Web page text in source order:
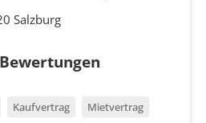
Salzburg
Bewertungen
Kaufvertrag
Mietvertrag